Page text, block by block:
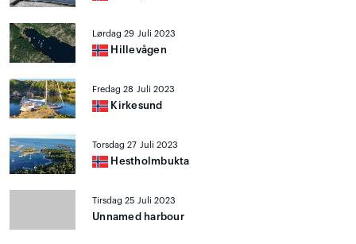
Lørdag 29 Juli 2023
Hillevågen
Fredag 28 Juli 2023
Kirkesund
Torsdag 27 Juli 2023
Hestholmbukta
Tirsdag 25 Juli 2023
Unnamed harbour